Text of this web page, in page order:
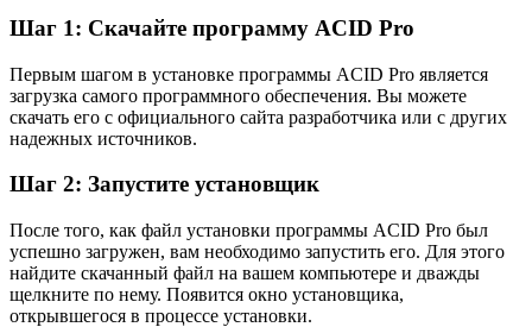
Шаг 1: Скачайте программу ACID Pro
Первым шагом в установке программы ACID Pro является
загрузка самого программного обеспечения. Вы можете
скачать его с официального сайта разработчика или с других
надежных источников.
Шаг 2: Запустите установщик
После того, как файл установки программы ACID Pro был
успешно загружен, вам необходимо запустить его. Для этого
найдите скачанный файл на вашем компьютере и дважды
щелкните по нему. Появится окно установщика,
открывшегося в процессе установки.